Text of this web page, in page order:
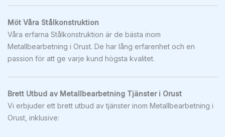
Möt Våra Stålkonstruktion
Våra erfarna Stålkonstruktion är de bästa inom
Metallbearbetning i Orust. De har lång erfarenhet och en
passion för att ge varje kund högsta kvalitet.
Brett Utbud av Metallbearbetning Tjänster i Orust
Vi erbjuder ett brett utbud av tjänster inom Metallbearbetning i
Orust, inklusive: